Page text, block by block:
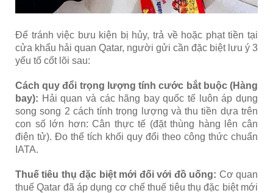
Để tránh việc bưu kiện bị hủy, trả về hoặc phạt tiền tại
cửa khẩu hải quan Qatar, người gửi cần đặc biệt lưu ý 3
yếu tố cốt lõi sau:
Cách quy đổi trọng lượng tính cước bắt buộc (Hàng
bay): Hải quan và các hãng bay quốc tế luôn áp dụng
song song 2 cách tính trọng lượng và thu tiền dựa trên
con số lớn hơn: Cân thực tế (đặt thùng hàng lên cân
điện tử). Đo thể tích khối quy đổi theo công thức chuẩn
IATA.
Thuế tiêu thụ đặc biệt mới đối với đồ uống: Cơ quan
thuế Qatar đã áp dụng cơ chế thuế tiêu thụ đặc biệt mới